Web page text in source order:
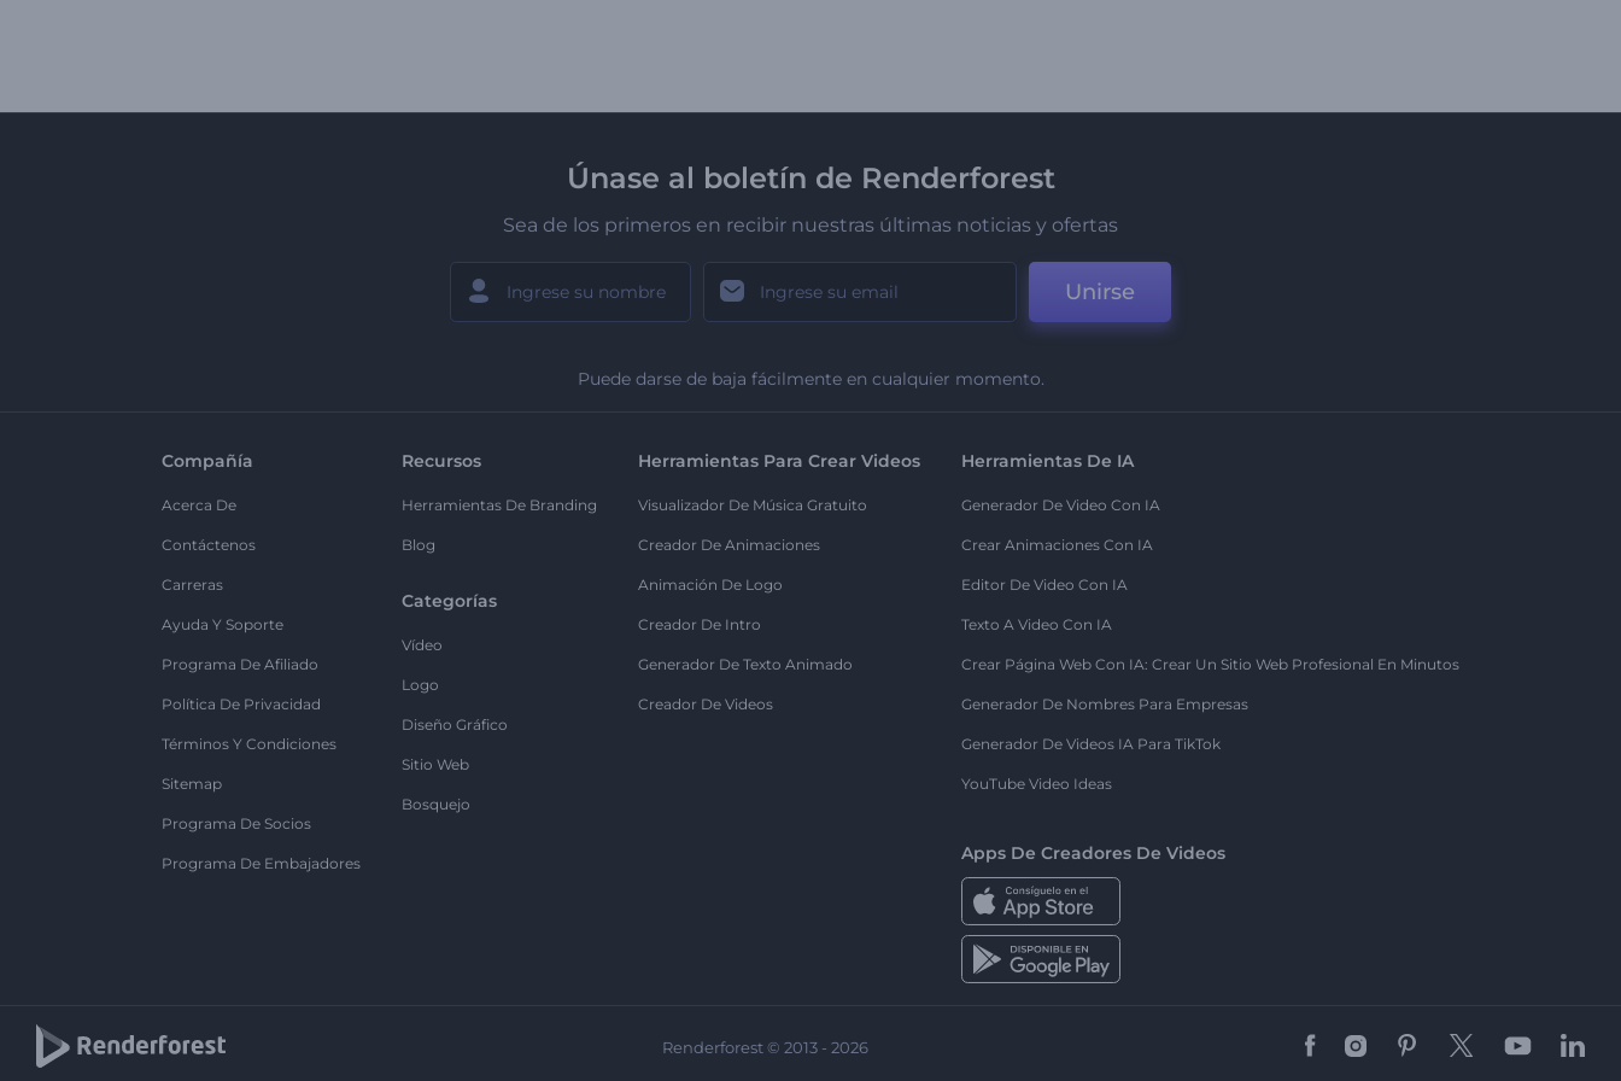
Únase al boletín de Renderforest
Sea de los primeros en recibir nuestras últimas noticias y ofertas
Unirse
Puede darse de baja fácilmente en cualquier momento.
Compañía
Acerca De
Contáctenos
Carreras
Ayuda Y Soporte
Programa De Afiliado
Política De Privacidad
Términos Y Condiciones
Sitemap
Programa De Socios
Programa De Embajadores
Recursos
Herramientas De Branding
Blog
Categorías
Vídeo
Logo
Diseño Gráfico
Sitio Web
Bosquejo
Herramientas Para Crear Videos
Visualizador De Música Gratuito
Creador De Animaciones
Animación De Logo
Creador De Intro
Generador De Texto Animado
Creador De Videos
Herramientas De IA
Generador De Video Con IA
Crear Animaciones Con IA
Editor De Video Con IA
Texto A Video Con IA
Crear Página Web Con IA: Crear Un Sitio Web Profesional En Minutos
Generador De Nombres Para Empresas
Generador De Videos IA Para TikTok
YouTube Video Ideas
Apps De Creadores De Videos
Renderforest © 2013 - 2026